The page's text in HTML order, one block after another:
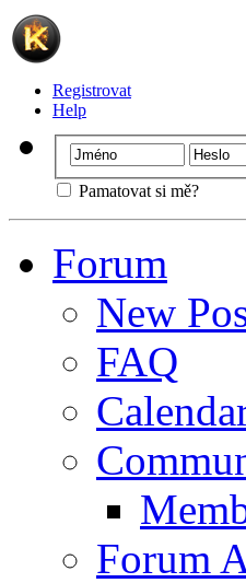
Registrovat
Help
Pamatovat si mě?
Forum
New
FAQ
Forum